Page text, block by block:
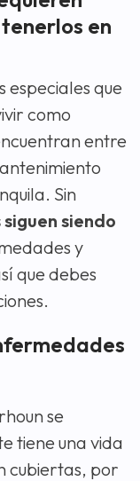
en
especiales que
como
entre
Sin
siendo
y
que debes
se
tiene una vida
cubiertas, por